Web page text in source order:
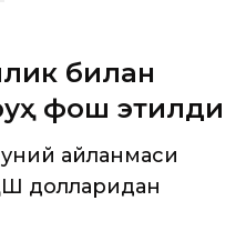
билан
фош этилди
айланмаси
долларидан